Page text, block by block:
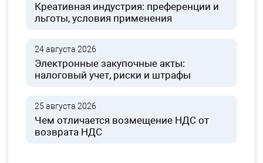
Креативная индустрия: преференции и
льготы, условия применения
24 августа 2026
Электронные закупочные акты:
налоговый учет, риски и штрафы
25 августа 2026
Чем отличается возмещение НДС от
возврата НДС